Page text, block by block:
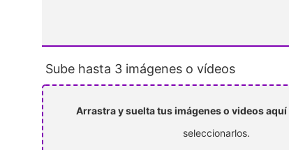
Sube hasta 3 imágenes o vídeos
Arrastra y suelta tus imágenes o videos aquí
seleccionarlos.